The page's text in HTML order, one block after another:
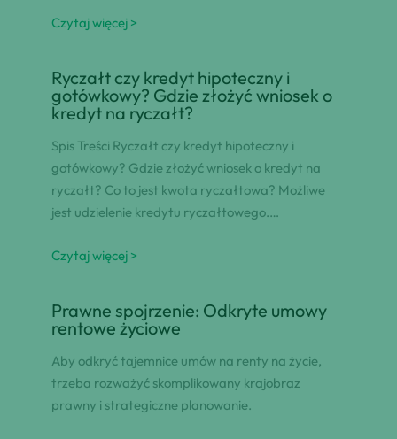
Czytaj więcej >
Ryczałt czy kredyt hipoteczny i
gotówkowy? Gdzie złożyć wniosek o
kredyt na ryczałt?
Spis Treści Ryczałt czy kredyt hipoteczny i
gotówkowy? Gdzie złożyć wniosek o kredyt na
ryczałt? Co to jest kwota ryczałtowa? Możliwe
jest udzielenie kredytu ryczałtowego.…
Czytaj więcej >
Prawne spojrzenie: Odkryte umowy
rentowe życiowe
Aby odkryć tajemnice umów na renty na życie,
trzeba rozważyć skomplikowany krajobraz
prawny i strategiczne planowanie.